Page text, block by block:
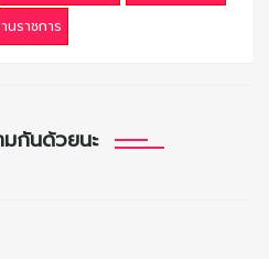
ราชการ
กันด้วยนะ